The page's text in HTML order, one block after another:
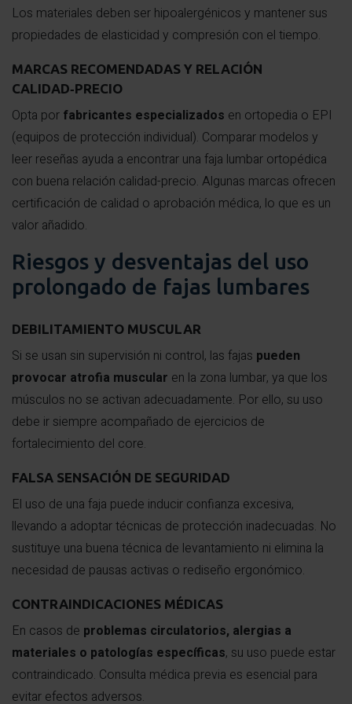
Los materiales deben ser hipoalergénicos y mantener sus
propiedades de elasticidad y compresión con el tiempo.
MARCAS RECOMENDADAS Y RELACIÓN
CALIDAD‑PRECIO
Opta por fabricantes especializados en ortopedia o EPI
(equipos de protección individual). Comparar modelos y
leer reseñas ayuda a encontrar una faja lumbar ortopédica
con buena relación calidad-precio. Algunas marcas ofrecen
certificación de calidad o aprobación médica, lo que es un
valor añadido.
Riesgos y desventajas del uso
prolongado de fajas lumbares
DEBILITAMIENTO MUSCULAR
Si se usan sin supervisión ni control, las fajas pueden
provocar atrofia muscular en la zona lumbar, ya que los
músculos no se activan adecuadamente. Por ello, su uso
debe ir siempre acompañado de ejercicios de
fortalecimiento del core.
FALSA SENSACIÓN DE SEGURIDAD
El uso de una faja puede inducir confianza excesiva,
llevando a adoptar técnicas de protección inadecuadas. No
sustituye una buena técnica de levantamiento ni elimina la
necesidad de pausas activas o rediseño ergonómico.
CONTRAINDICACIONES MÉDICAS
En casos de problemas circulatorios, alergias a
materiales o patologías específicas, su uso puede estar
contraindicado. Consulta médica previa es esencial para
evitar efectos adversos.